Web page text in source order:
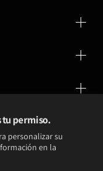
tu permiso.
personalizar su
en la